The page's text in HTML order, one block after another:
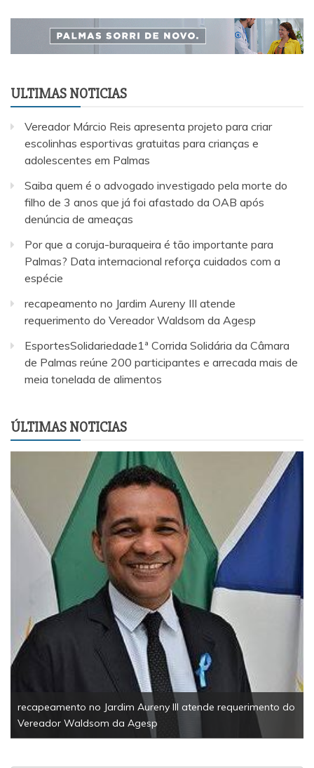
ULTIMAS NOTICIAS
Vereador Márcio Reis apresenta projeto para criar
escolinhas esportivas gratuitas para crianças e
adolescentes em Palmas
Saiba quem é o advogado investigado pela morte do
filho de 3 anos que já foi afastado da OAB após
denúncia de ameaças
Por que a coruja-buraqueira é tão importante para
Palmas? Data internacional reforça cuidados com a
espécie
recapeamento no Jardim Aureny III atende
requerimento do Vereador Waldsom da Agesp
EsportesSolidariedade1ª Corrida Solidária da Câmara
de Palmas reúne 200 participantes e arrecada mais de
meia tonelada de alimentos
ÚLTIMAS NOTICIAS
recapeamento no Jardim Aureny III atende requerimento do
Vereador Waldsom da Agesp